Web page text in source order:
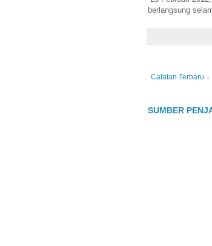
berlangsung
Catatan Terbaru
SUMBER